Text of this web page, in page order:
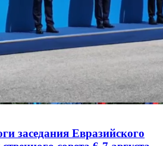
заседания Евразийского